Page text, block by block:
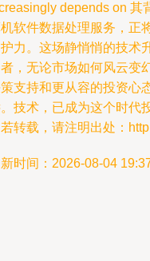
depends on 其
软件数据处理服务，正
力。这场静悄悄的技术
，无论市场如何风云变
支持和更从容的投资心
技术，已成为这个时代
转载，请注明出处：
时间：2026-08-04